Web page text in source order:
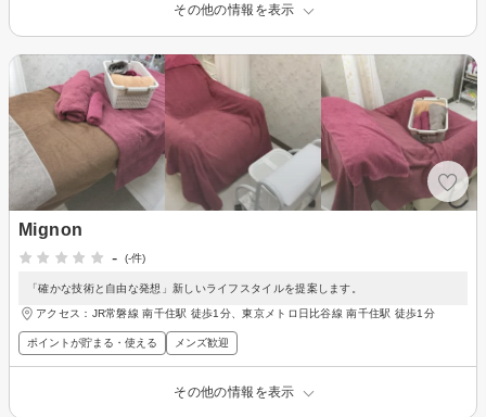
その他の情報を表示
Mignon
-
(-件)
「確かな技術と自由な発想」新しいライフスタイルを提案します。
アクセス：JR常磐線 南千住駅 徒歩1分、東京メトロ日比谷線 南千住駅 徒歩1分
ポイントが貯まる・使える メンズ歓迎
その他の情報を表示